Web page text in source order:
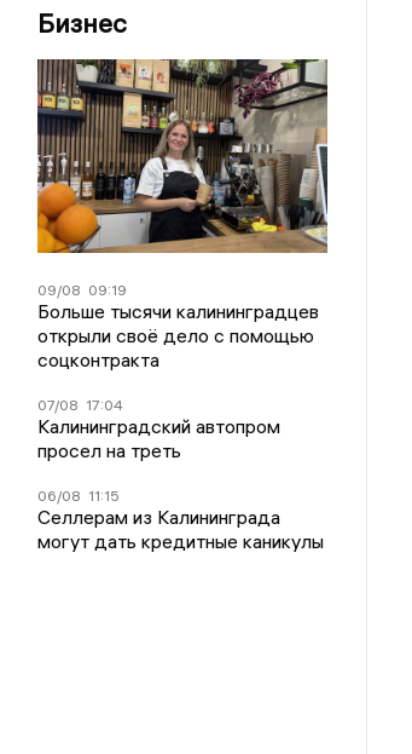
Бизнес
09/08 09:19
Больше тысячи калининградцев
открыли своё дело с помощью
соцконтракта
07/08 17:04
Калининградский автопром
просел на треть
06/08 11:15
Селлерам из Калининграда
могут дать кредитные каникулы